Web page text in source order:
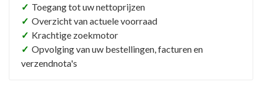
✓ Toegang tot uw nettoprijzen
✓ Overzicht van actuele voorraad
✓ Krachtige zoekmotor
✓ Opvolging van uw bestellingen, facturen en
verzendnota's